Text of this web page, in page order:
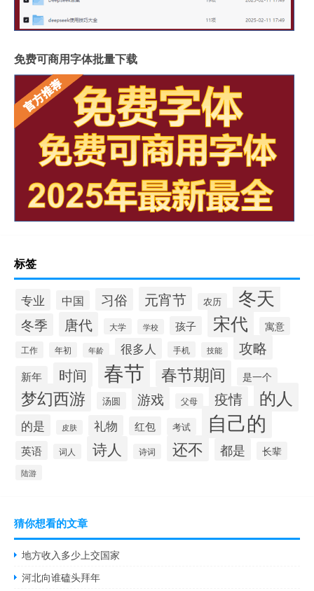
免费可商用字体批量下载
标签
专业 中国 习俗 元宵节 农历 冬天
冬季 唐代 大学 学校 孩子 宋代 寓意
工作 年初 年龄 很多人 手机 技能 攻略
新年 时间 春节 春节期间 是一个
梦幻西游 汤圆 游戏 父母 疫情 的人
的是 皮肤 礼物 红包 考试 自己的
英语 词人 诗人 诗词 还不 都是 长辈
陆游
猜你想看的文章
地方收入多少上交国家
河北向谁磕头拜年